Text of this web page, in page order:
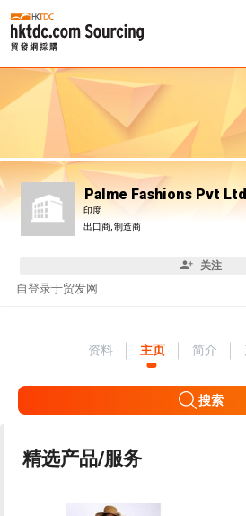
Palme Fashions Pvt Ltd
印度
出口商, 制造商
关注
自登录于贸发网
资料 主页 简介
搜索
精选产品/服务